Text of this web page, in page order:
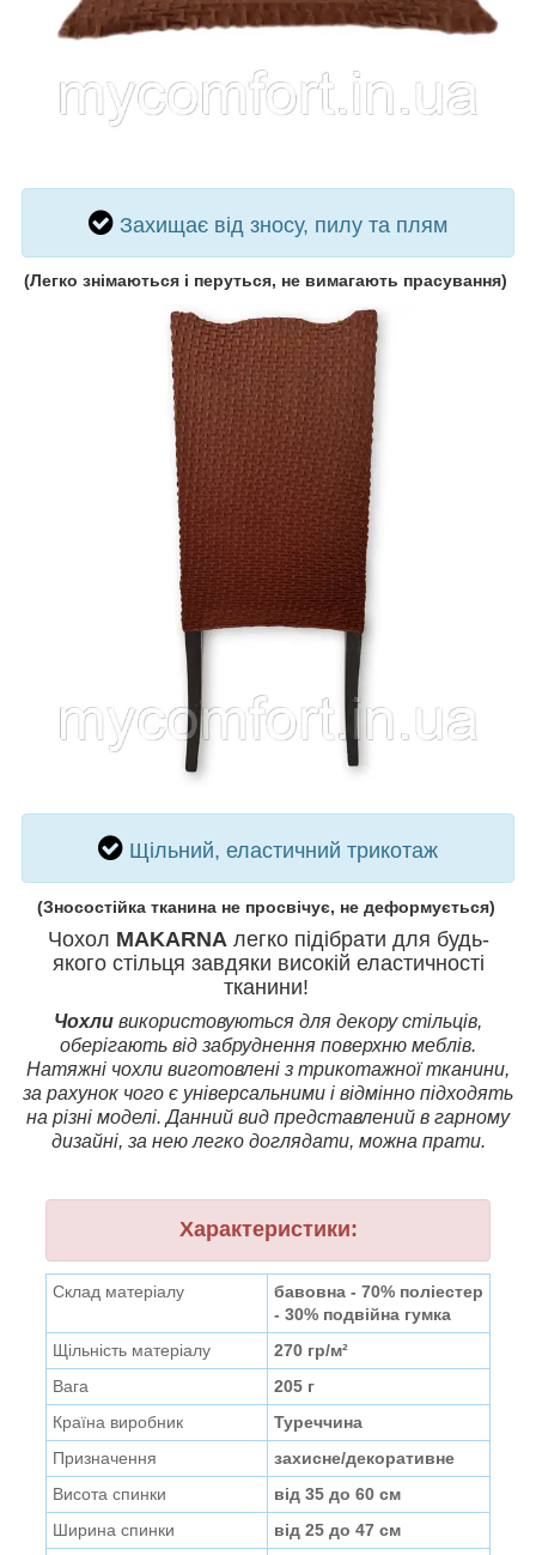
Захищає від зносу, пилу та плям
(Легко знімаються і перуться, не вимагають прасування)
Щільний, еластичний трикотаж
(Зносостійка тканина не просвічує, не деформується)
Чохол MAKARNA легко підібрати для будь-
якого стільця завдяки високій еластичності
тканини!
Чохли використовуються для декору стільців,
оберігають від забруднення поверхню меблів.
Натяжні чохли виготовлені з трикотажної тканини,
за рахунок чого є універсальними і відмінно підходять
на різні моделі. Данний вид представлений в гарному
дизайні, за нею легко доглядати, можна прати.
Характеристики:
Склад матеріалу
бавовна - 70% поліестер
- 30% подвійна гумка
Щільність матеріалу
270 гр/м²
Вага
205 г
Країна виробник
Туреччина
Призначення
захисне/декоративне
Висота спинки
від 35 до 60 см
Ширина спинки
від 25 до 47 см